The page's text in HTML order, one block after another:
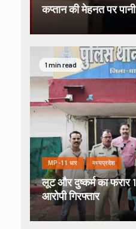
कप्तान की मेहनत पर
1 min read
MP-11 धार मध्यप्रदेश
लूट और दुष्कर्म का फरार
आरोपी गिरफ्तार